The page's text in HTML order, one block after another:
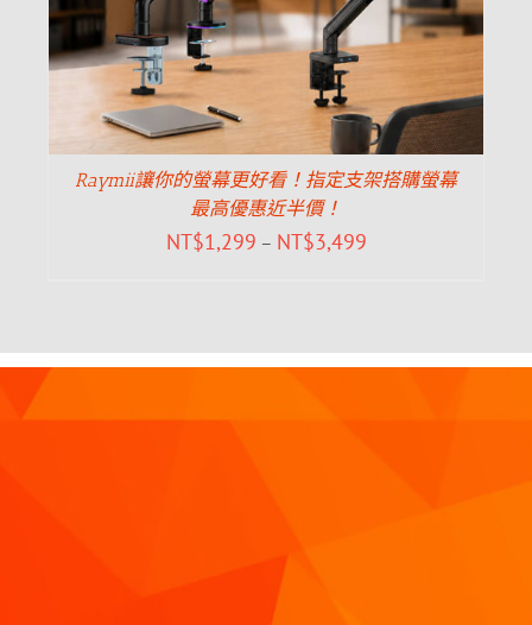
Raymii讓你的螢幕更好看！指定支架搭購螢幕
最高優惠近半價！
NT$1,299 – NT$3,499